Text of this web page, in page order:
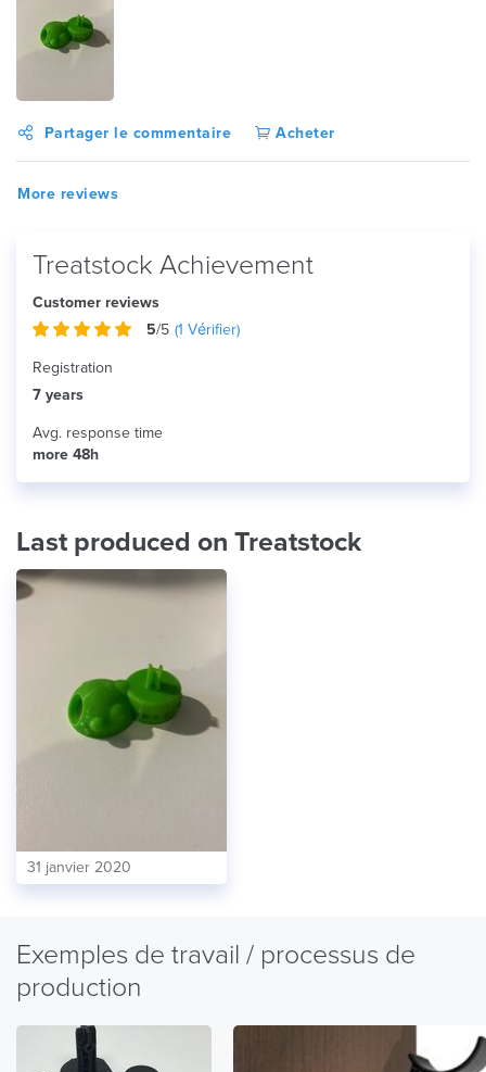
Partager le commentaire Acheter
More reviews
Treatstock Achievement
Customer reviews
5/5 (1 Vérifier)
Registration
7 years
Avg. response time
more 48h
Last produced on Treatstock
31 janvier 2020
Exemples de travail / processus de
production